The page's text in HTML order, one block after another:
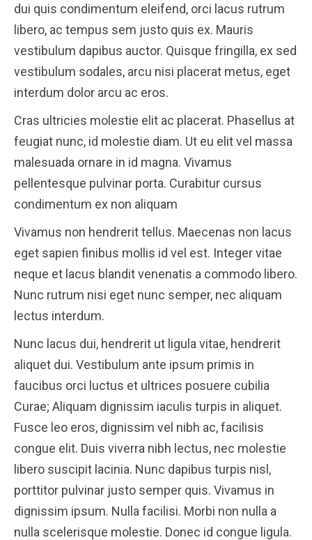
dui quis condimentum eleifend, orci lacus rutrum
libero, ac tempus sem justo quis ex. Mauris
vestibulum dapibus auctor. Quisque fringilla, ex sed
vestibulum sodales, arcu nisi placerat metus, eget
interdum dolor arcu ac eros.
Cras ultricies molestie elit ac placerat. Phasellus at
feugiat nunc, id molestie diam. Ut eu elit vel massa
malesuada ornare in id magna. Vivamus
pellentesque pulvinar porta. Curabitur cursus
condimentum ex non aliquam
Vivamus non hendrerit tellus. Maecenas non lacus
eget sapien finibus mollis id vel est. Integer vitae
neque et lacus blandit venenatis a commodo libero.
Nunc rutrum nisi eget nunc semper, nec aliquam
lectus interdum.
Nunc lacus dui, hendrerit ut ligula vitae, hendrerit
aliquet dui. Vestibulum ante ipsum primis in
faucibus orci luctus et ultrices posuere cubilia
Curae; Aliquam dignissim iaculis turpis in aliquet.
Fusce leo eros, dignissim vel nibh ac, facilisis
congue elit. Duis viverra nibh lectus, nec molestie
libero suscipit lacinia. Nunc dapibus turpis nisl,
porttitor pulvinar justo semper quis. Vivamus in
dignissim ipsum. Nulla facilisi. Morbi non nulla a
nulla scelerisque molestie. Donec id congue ligula.